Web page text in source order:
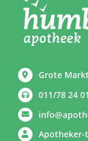
Grote
011/78 24 01